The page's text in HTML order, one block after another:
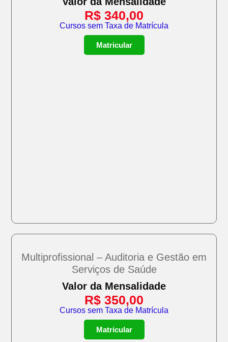
R$ 340,00
Cursos sem Taxa de Matrícula
Matricular
Multiprofissional – Auditoria e Gestão em
Serviços de Saúde
Valor da Mensalidade
R$ 350,00
Cursos sem Taxa de Matrícula
Matricular